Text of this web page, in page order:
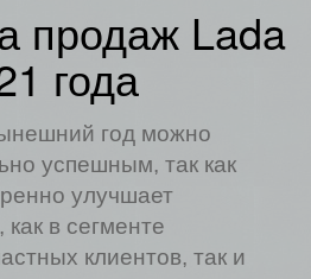
продаж Lada
года
год можно
успешным, так как
улучшает
как в сегменте
клиентов, так и